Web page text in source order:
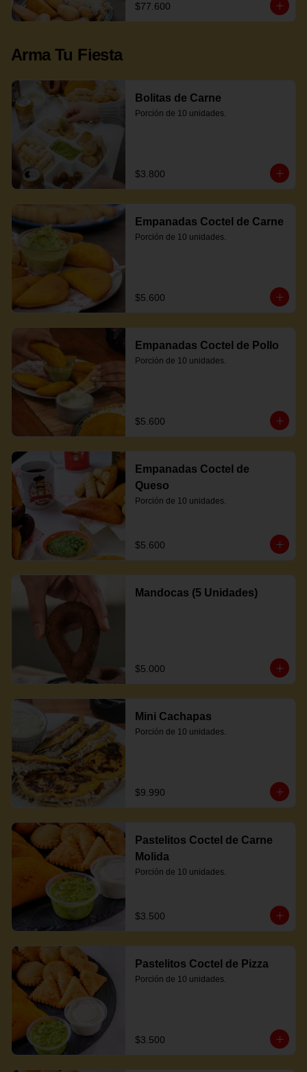
$77.600
Arma Tu Fiesta
Bolitas de Carne
Porción de 10 unidades.
$3.800
Empanadas Coctel de Carne
Porción de 10 unidades.
$5.600
Empanadas Coctel de Pollo
Porción de 10 unidades.
$5.600
Empanadas Coctel de
Queso
Porción de 10 unidades.
$5.600
Mandocas (5 Unidades)
$5.000
Mini Cachapas
Porción de 10 unidades.
$9.990
Pastelitos Coctel de Carne
Molida
Porción de 10 unidades.
$3.500
Pastelitos Coctel de Pizza
Porción de 10 unidades.
$3.500